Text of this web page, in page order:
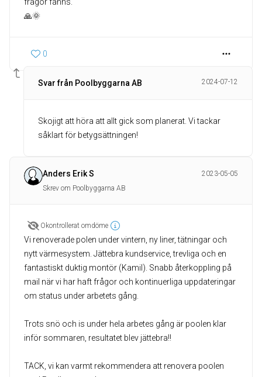
🙏🌞
0
Svar från Poolbyggarna AB 2024-07-12
Skojigt att höra att allt gick som planerat. Vi tackar
såklart för betygsättningen!
Anders Erik S
2023-05-05
Skrev om Poolbyggarna AB
Okontrollerat omdöme
Vi renoverade polen under vintern, ny liner, tätningar och
nytt värmesystem. Jättebra kundservice, trevliga och en
fantastiskt duktig montör (Kamil). Snabb återkoppling på
mail när vi har haft frågor och kontinuerliga uppdateringar
om status under arbetets gång.
Trots snö och is under hela arbetes gång är poolen klar
inför sommaren, resultatet blev jättebra!!
TACK, vi kan varmt rekommendera att renovera poolen